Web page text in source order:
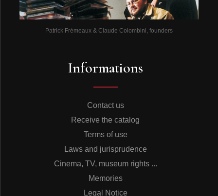
Patrick Frémeaux & Claude Colombini, founders
Informations
Contact us
Receive the catalog
Terms of use
Laws and jurisprudence
Cinema, TV, museum rights ...
Memories
Legal Notice